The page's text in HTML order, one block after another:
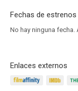
Fechas de estrenos
No hay ninguna fecha.
Enlaces externos